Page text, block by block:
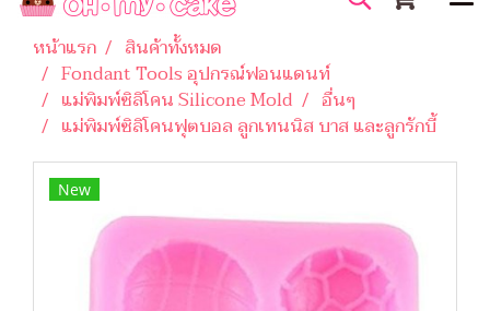
หน้าแรก
สินค้าทั้งหมด
Fondant Tools อุปกรณ์ฟอนแดนท์
แม่พิมพ์ซิลิโคน Silicone Mold
อื่นๆ
แม่พิมพ์ซิลิโคนฟุตบอล ลูกเทนนิส บาส และลูกรักบี้
New